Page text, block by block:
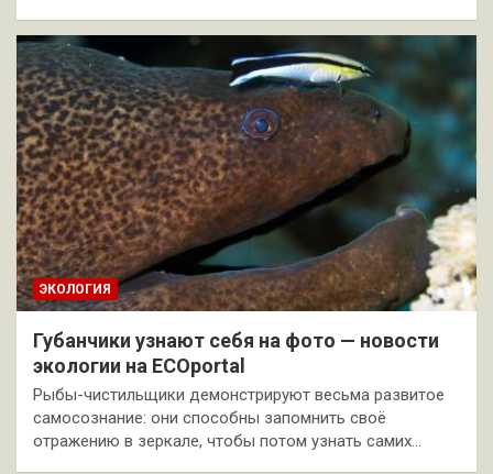
ЭКОЛОГИЯ
Губанчики узнают себя на фото — новости
экологии на ECOportal
Рыбы-чистильщики демонстрируют весьма развитое
самосознание: они способны запомнить своё
отражению в зеркале, чтобы потом узнать самих…